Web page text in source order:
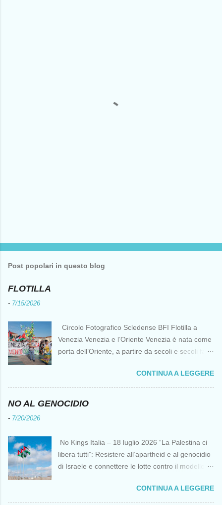
Post popolari in questo blog
FLOTILLA
- 7/15/2026
Circolo Fotografico Scledense BFI Flotilla a
Venezia Venezia e l’Oriente Venezia è nata come
porta dell’Oriente, a partire da secoli e secoli fa ai
di cantierizzazione veneziane divennero preziose
per tutti i crociati diretti a Gerusalemme. Proprio
le crociate fornirono ai veneziani l’occasione per
del Duecento. Dal XIII al XV secolo Venezia
continuò ad avere un ruolo fondamentale nei
rapporti tra l’Europa e l’Oriente, ruolo che si
CONTINUA A LEGGERE
NO AL GENOCIDIO
- 7/20/2026
No Kings Italia – 18 luglio 2026 “La Palestina ci
libera tutti”: Resistere all’apartheid e al genocidio
di Israele e connettere le lotte contro il modello
Bandiere palestinesi presso il Mausoleo di Yasser
Arafat alla Muqata'a La “totale impunità ” di
CONTINUA A LEGGERE